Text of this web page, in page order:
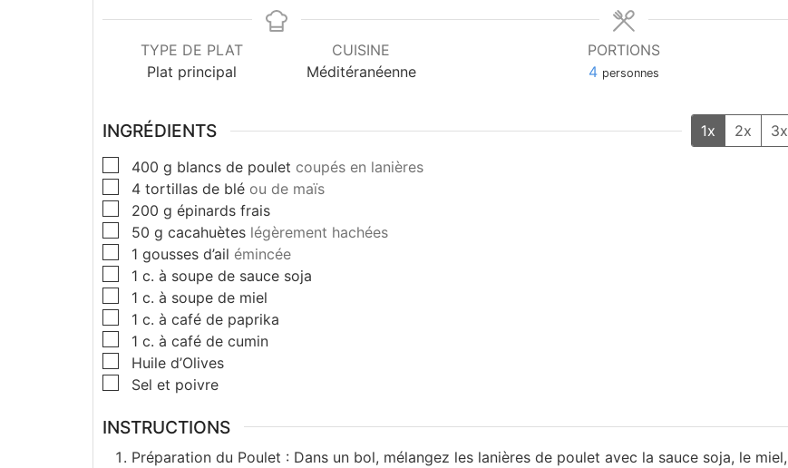
TYPE DE PLAT
Plat principal
CUISINE
Méditéranéenne
PORTIONS
4 personnes
INGRÉDIENTS 1x 2x
3x
400 g blancs de poulet coupés en lanières
4 tortillas de blé ou de maïs
200 g épinards frais
50 g cacahuètes légèrement hachées
1 gousses d’ail émincée
1 c. à soupe de sauce soja
1 c. à soupe de miel
1 c. à café de paprika
1 c. à café de cumin
Huile d’Olives
Sel et poivre
INSTRUCTIONS
Préparation du Poulet : Dans un bol, mélangez les lanières de poulet avec la sauce soja, le miel,